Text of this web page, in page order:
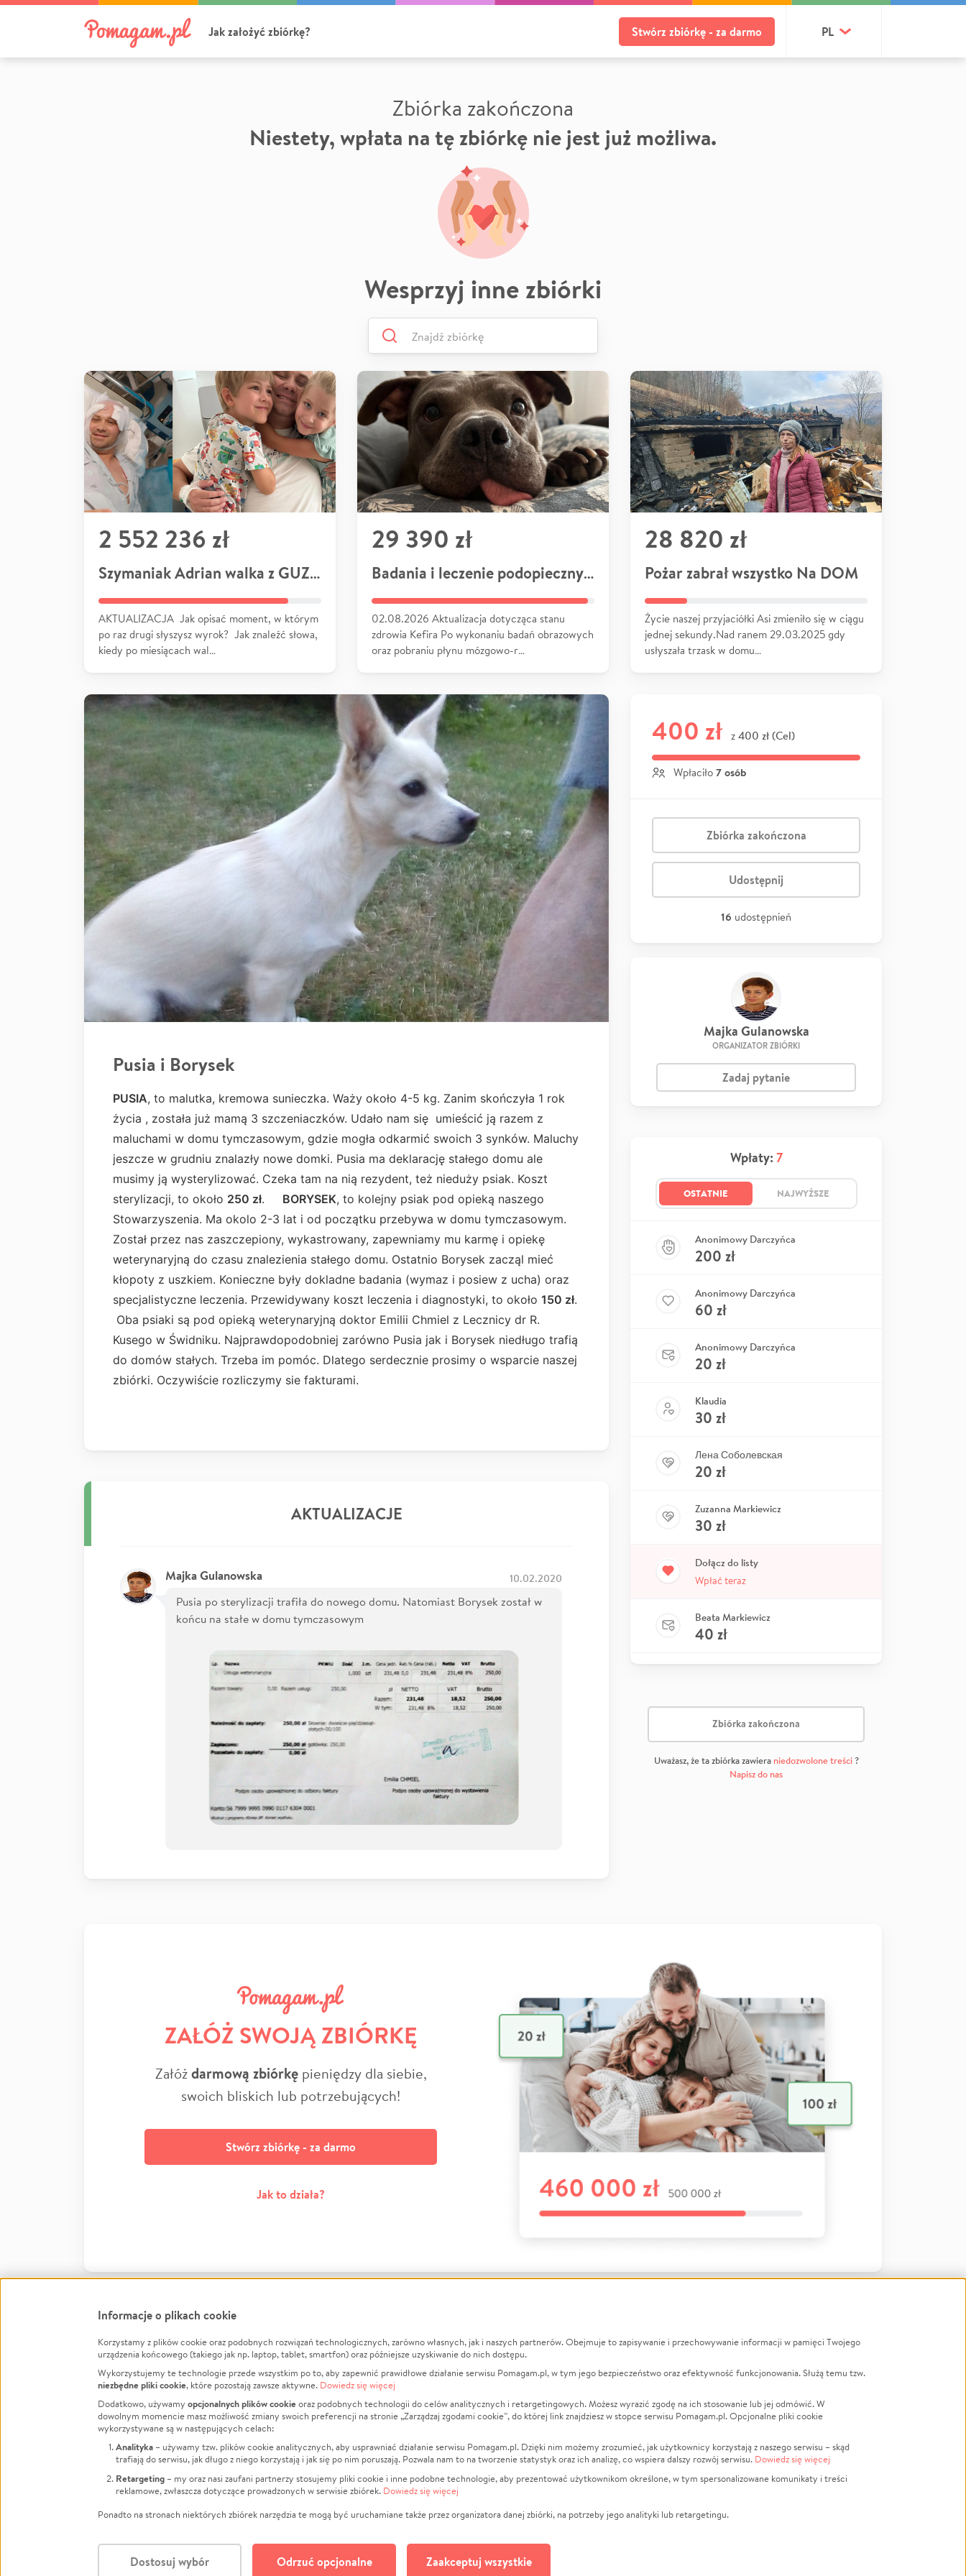
Jak założyć zbiórkę? Stwórz zbiórkę - za darmo PL
Zbiórka zakończona
Niestety, wpłata na tę zbiórkę nie jest już możliwa.
Wesprzyj inne zbiórki
2 552 236 zł
Szymaniak Adrian walka z GUZEM
AKTUALIZACJA Jak opisać moment, w którym
po raz drugi słyszysz wyrok? Jak znaleźć słowa,
kiedy po miesiącach wal…
29 390 zł
Badania i leczenie podopiecznych
02.08.2026 Aktualizacja dotycząca stanu
zdrowia Kefira Po wykonaniu badań obrazowych
oraz pobraniu płynu mózgowo-r…
28 820 zł
Pożar zabrał wszystko Na DOM
Życie naszej przyjaciółki Asi zmieniło się w ciągu
jednej sekundy.Nad ranem 29.03.2025 gdy
usłyszała trzask w domu…
Pusia i Borysek
PUSIA, to malutka, kremowa sunieczka. Waży około 4-5 kg. Zanim skończyła 1 rok
życia , została już mamą 3 szczeniaczków. Udało nam się umieścić ją razem z
maluchami w domu tymczasowym, gdzie mogła odkarmić swoich 3 synków. Maluchy
jeszcze w grudniu znalazły nowe domki. Pusia ma deklarację stałego domu ale
musimy ją wysterylizować. Czeka tam na nią rezydent, też nieduży psiak. Koszt
sterylizacji, to około 250 zł. BORYSEK, to kolejny psiak pod opieką naszego
Stowarzyszenia. Ma okolo 2-3 lat i od początku przebywa w domu tymczasowym.
Został przez nas zaszczepiony, wykastrowany, zapewniamy mu karmę i opiekę
weterynaryjną do czasu znalezienia stałego domu. Ostatnio Borysek zacząl mieć
kłopoty z uszkiem. Konieczne były dokladne badania (wymaz i posiew z ucha) oraz
specjalistyczne leczenia. Przewidywany koszt leczenia i diagnostyki, to około 150 zł.
Oba psiaki są pod opieką weterynaryjną doktor Emilii Chmiel z Lecznicy dr R.
Kusego w Świdniku. Najprawdopodobniej zarówno Pusia jak i Borysek niedługo trafią
do domów stałych. Trzeba im pomóc. Dlatego serdecznie prosimy o wsparcie naszej
zbiórki. Oczywiście rozliczymy sie fakturami.
AKTUALIZACJE
Majka Gulanowska 10.02.2020
Pusia po sterylizacji trafiła do nowego domu. Natomiast Borysek został w
końcu na stałe w domu tymczasowym
400 zł z 400 zł (Cel)
Wpłaciło 7 osób
Zbiórka zakończona
Udostępnij
16 udostępnień
Majka Gulanowska
ORGANIZATOR ZBIÓRKI
Zadaj pytanie
Wpłaty: 7
OSTATNIE NAJWYŻSZE
Anonimowy Darczyńca
200 zł
Anonimowy Darczyńca
60 zł
Anonimowy Darczyńca
20 zł
Klaudia
30 zł
Лена Соболевская
20 zł
Zuzanna Markiewicz
30 zł
Dołącz do listy
Wpłać teraz
Beata Markiewicz
40 zł
Zbiórka zakończona
Uważasz, że ta zbiórka zawiera niedozwolone treści?
Napisz do nas
ZAŁÓŻ SWOJĄ ZBIÓRKĘ
Załóżdarmową zbiórkępieniędzy dla siebie,
swoich bliskich lub potrzebujących!
Stwórz zbiórkę - za darmo
Jak to działa?
FacebookTwitter Instagram
LinkedInTikTok Youtube
Informacje
Jak to działa?
Regulamin
Polityka Prywatności
Kontakt
Porównanie serwisów
Polityka plików cookie
Zarządzaj zgodami cookie
O nas
Opinie
Raporty
Za darmo
Dla NGO
Fundacja Pomagam.pl
Zbieraj na
Leczenie
Zwierzęta
Pożar
Sport
Pomoc Finansowa
Pogrzeb
LGBTQ+
Powódź
Wichura
Religia
Edukacja
Informacje o plikach cookie
Korzystamy z plików cookie oraz podobnych rozwiązań technologicznych, zarówno własnych, jak i naszych partnerów. Obejmuje to zapisywanie i przechowywanie informacji w pamięci Twojego
urządzenia końcowego (takiego jak np. laptop, tablet, smartfon) oraz późniejsze uzyskiwanie do nich dostępu.
Wykorzystujemy te technologie przede wszystkim po to, aby zapewnić prawidłowe działanie serwisu Pomagam.pl, w tym jego bezpieczeństwo oraz efektywność funkcjonowania. Służą temu tzw.
niezbędne pliki cookie, które pozostają zawsze aktywne. Dowiedz się więcej
Dodatkowo, używamy opcjonalnych plików cookieoraz podobnych technologii do celów analitycznych i retargetingowych. Możesz wyrazić zgodę na ich stosowanie lub jej odmówić. W
dowolnym momencie masz możliwość zmiany swoich preferencji na stronie „Zarządzaj zgodami cookie”, do której link znajdziesz w stopce serwisu Pomagam.pl. Opcjonalne pliki cookie
wykorzystywane są w następujących celach:
Analityka – używamy tzw. plików cookie analitycznych, aby usprawniać działanie serwisu Pomagam.pl. Dzięki nim możemy zrozumieć, jak użytkownicy korzystają z naszego serwisu – skąd
trafiają do serwisu, jak długo z niego korzystają i jak się po nim poruszają. Pozwala nam to na tworzenie statystyk oraz ich analizę, co wspiera dalszy rozwój serwisu. Dowiedz się więcej
Retargeting – my oraz nasi zaufani partnerzy stosujemy pliki cookie i inne podobne technologie, aby prezentować użytkownikom określone, w tym spersonalizowane komunikaty i treści
reklamowe, zwłaszcza dotyczące prowadzonych w serwisie zbiórek. Dowiedz się więcej
Ponadto na stronach niektórych zbiórek narzędzia te mogą być uruchamiane także przez organizatora danej zbiórki, na potrzeby jego analityki lub retargetingu.
Dostosuj wybór Odrzuć opcjonalne Zaakceptuj wszystkie